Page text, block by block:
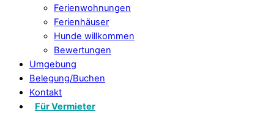
Ferienwohnungen
Ferienhäuser
Hunde willkommen
Bewertungen
Umgebung
Belegung/Buchen
Kontakt
Für Vermieter